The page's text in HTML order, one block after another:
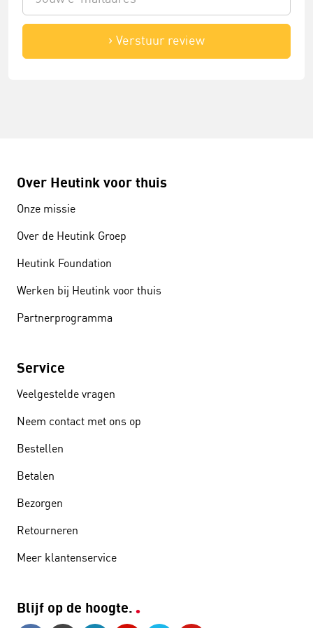
Verstuur review
Over Heutink voor thuis
Onze missie
Over de Heutink Groep
Heutink Foundation
Werken bij Heutink voor thuis
Partnerprogramma
Service
Veelgestelde vragen
Neem contact met ons op
Bestellen
Betalen
Bezorgen
Retourneren
Meer klantenservice
Blijf op de hoogte.